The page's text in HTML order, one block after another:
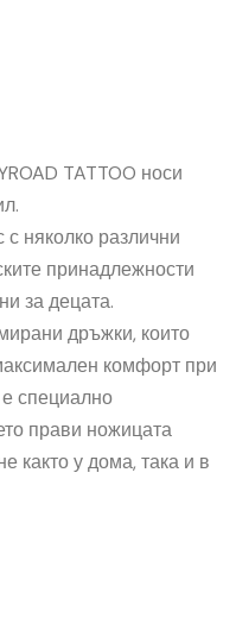
TATTOO носи
няколко различни
принадлежности
за децата.
дръжки, които
комфорт при
специално
прави ножицата
както у дома, така и в